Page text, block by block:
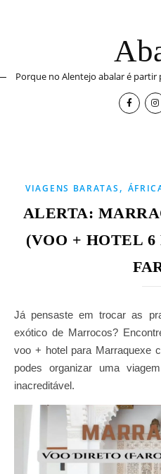
Porque no Alentejo abalar é
VIAGENS BARATAS ,
ALERTA:
(VOO + HOTEL
Já pensaste em trocar as praias do Algarve pelo encanto
exótico de Marrocos?
voo + hotel para Marraquexe
podes organizar uma
inacreditável.